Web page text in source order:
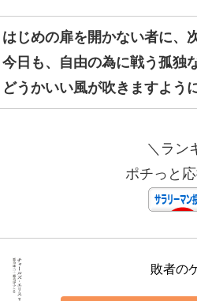
はじめの扉を開かない者に、
今日も、自由の為に戦う孤独
どうかいい風が吹きますよう
＼ラン
ポチっと
敗者の